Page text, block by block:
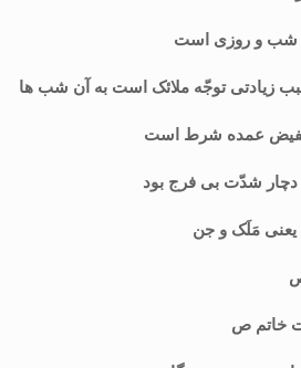
شب و روزی است
زیادتی توجّه ملائک است به آن شب ها
عمده شرط است
شدّت بی فرج بود
یعنی مَلَک و جن
خاتم ص